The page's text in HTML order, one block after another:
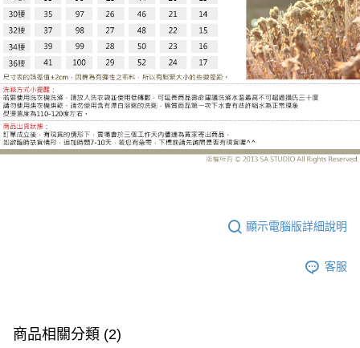
顯示電腦版詳細說明
客服
商品相關分類 (2)